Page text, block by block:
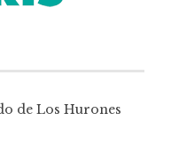
de Los Hurones